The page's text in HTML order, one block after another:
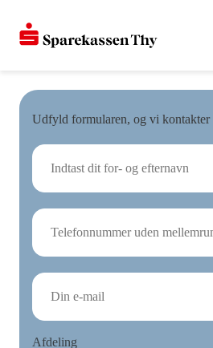
Udfyld formularen, og vi
Afdeling